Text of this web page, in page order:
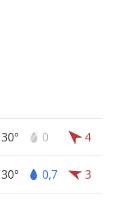
30° 0 4
30° 0,7 3